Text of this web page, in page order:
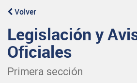
Volver
Legislación y
Oficiales
Primera sección